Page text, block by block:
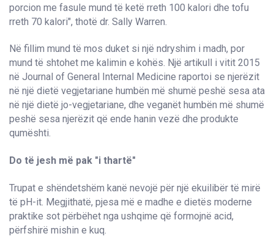
porcion me fasule mund të ketë rreth 100 kalori dhe tofu
rreth 70 kalori", thotë dr. Sally Warren.
Në fillim mund të mos duket si një ndryshim i madh, por
mund të shtohet me kalimin e kohës. Një artikull i vitit 2015
në Journal of General Internal Medicine raportoi se njerëzit
në një dietë vegjetariane humbën më shumë peshë sesa ata
në një dietë jo-vegjetariane, dhe veganët humbën më shumë
peshë sesa njerëzit që ende hanin vezë dhe produkte
qumështi.
Do të jesh më pak "i thartë"
Trupat e shëndetshëm kanë nevojë për një ekuilibër të mirë
të pH-it. Megjithatë, pjesa më e madhe e dietës moderne
praktike sot përbëhet nga ushqime që formojnë acid,
përfshirë mishin e kuq.